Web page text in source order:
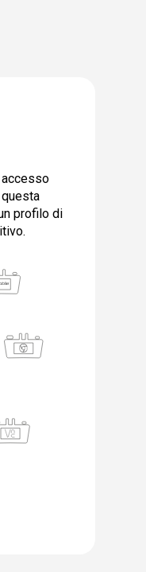
profilo di
.